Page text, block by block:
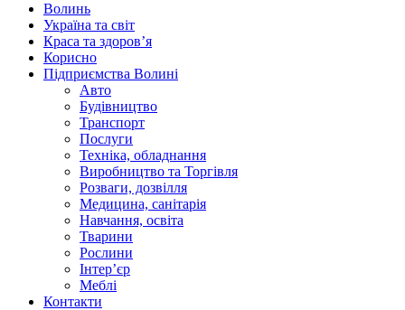
Волинь
Україна та світ
Краса та здоров’я
Корисно
Підприємства Волині
Авто
Будівництво
Транспорт
Послуги
Техніка, обладнання
Виробництво та Торгівля
Розваги, дозвілля
Медицина, санітарія
Навчання, освіта
Тварини
Рослини
Інтер’єр
Меблі
Контакти